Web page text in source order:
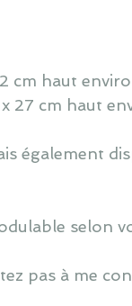
cm haut
27 cm haut
également
selon
pas à me